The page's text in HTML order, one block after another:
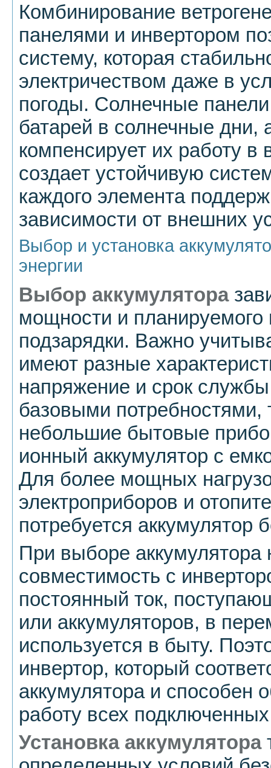
Комбинирование
панелями и инвертором
систему, которая
электричеством даже в
погоды. Солнечные
батарей в солнечные дни,
компенсирует их работу в
создает устойчивую
каждого элемента
зависимости от внешних
Выбор и установка
энергии
Выбор аккумулятора
мощности и
подзарядки. Важно
имеют разные
напряжение и срок
базовыми потребностями,
небольшие бытовые
ионный аккумулятор с
Для более мощных
электроприборов и
потребуется аккумулятор
При выборе аккумулятора
совместимость с
постоянный ток,
или аккумуляторов, в
используется в быту.
инвертор, который
аккумулятора и способен
работу всех
Установка аккумулятора